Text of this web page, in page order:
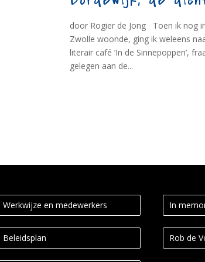
door Rogier de Jong Toen ik nog
Zwolle woonde, ging ik weleens
literair café ‘In de Sinnepoppen’,
gelegen aan de...
Werkwijze en medewerkers
Beleidsplan
In
Rob de